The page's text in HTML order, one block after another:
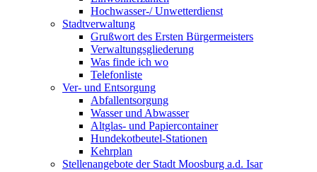
Hochwasser-/ Unwetterdienst
Stadtverwaltung
Grußwort des Ersten Bürgermeisters
Verwaltungsgliederung
Was finde ich wo
Telefonliste
Ver- und Entsorgung
Abfallentsorgung
Wasser und Abwasser
Altglas- und Papiercontainer
Hundekotbeutel-Stationen
Kehrplan
Stellenangebote der Stadt Moosburg a.d. Isar